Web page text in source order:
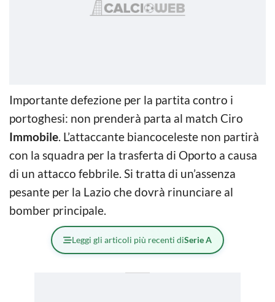
Importante defezione per la partita contro i
portoghesi: non prenderà parta al match Ciro
Immobile. L’attaccante biancoceleste non partirà
con la squadra per la trasferta di Oporto a causa
di un attacco febbrile. Si tratta di un’assenza
pesante per la Lazio che dovrà rinunciare al
bomber principale.
Leggi gli articoli più recenti diSerie A